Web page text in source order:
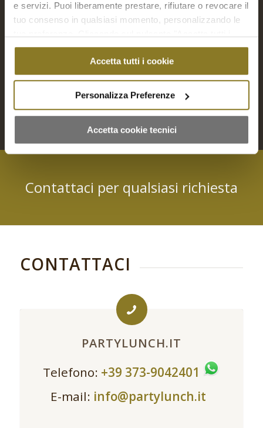
e servizi. Puoi liberamente prestare, rifiutare o revocare il
tuo consenso in qualsiasi momento, personalizzando le
cookie" acconsenti all'uso di tali tecnologie per tutte le
finalità indicate. Cliccando sul pulsante "Accetta cookie
tecnici" acconsenti all'uso dei soli cookie tecnici.
Accetta tutti i cookie
Personalizza Preferenze
Accetta cookie tecnici
Cereali, legumi e verdurine dolci | 5 Porz.
€18,00
Aggiungi a Richiesta Preventivo
Aggiungi al carrello Mostra dettagli
Contattaci per qualsiasi richiesta
CONTATTACI
PARTYLUNCH.IT
Telefono: +39 373-9042401
E-mail: info@partylunch.it